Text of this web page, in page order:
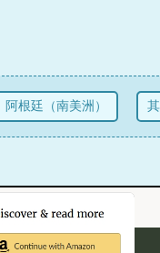
阿根廷（南美洲） 其